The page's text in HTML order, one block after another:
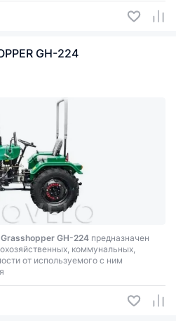
GH-224
Grasshopper GH-224 предназначен
коммунальных,
от используемого с ним